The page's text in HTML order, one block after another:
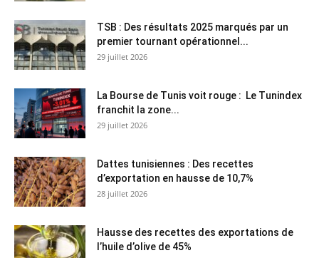
TSB : Des résultats 2025 marqués par un
premier tournant opérationnel...
29 juillet 2026
La Bourse de Tunis voit rouge : Le Tunindex
franchit la zone...
29 juillet 2026
Dattes tunisiennes : Des recettes
d’exportation en hausse de 10,7%
28 juillet 2026
Hausse des recettes des exportations de
l’huile d’olive de 45%